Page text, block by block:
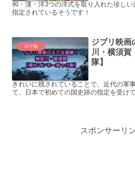
和・漢・洋3つの洋式を取り入れた珍し
指定されているそうです！
ロケ地
ジブリ映画
川・横須賀
隊】
きれいに残されていることで、近代の軍
て、日本で初めての国史跡の指定を受け
スポンサーリ